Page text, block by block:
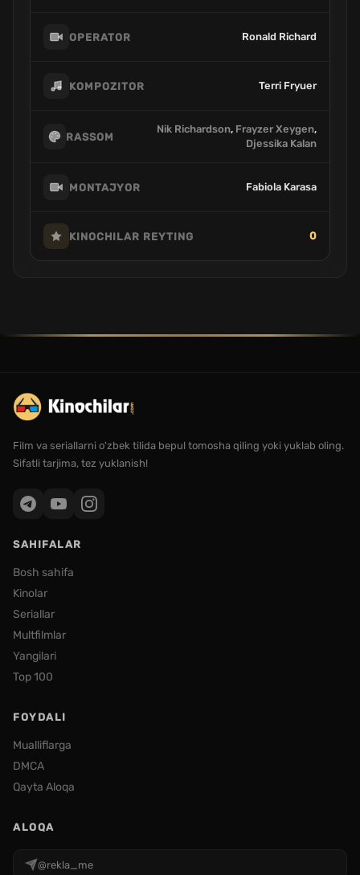
OPERATOR Ronald Richard
KOMPOZITOR Terri Fryuer
RASSOM
Nik Richardson, Frayzer Xeygen,
Djessika Kalan
MONTAJYOR Fabiola Karasa
KINOCHILAR REYTING 0
Film va seriallarni o'zbek tilida bepul tomosha qiling yoki yuklab oling.
Sifatli tarjima, tez yuklanish!
SAHIFALAR
Bosh sahifa
Kinolar
Seriallar
Multfilmlar
Yangilari
Top 100
FOYDALI
Mualliflarga
DMCA
Qayta Aloqa
ALOQA
@rekla_me